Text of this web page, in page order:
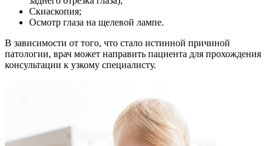
Скиаскопия;
Осмотр глаза на щелевой лампе.
В зависимости от того, что стало истинной причиной
патологии, врач может направить пациента для прохождения
консультации к узкому специалисту.